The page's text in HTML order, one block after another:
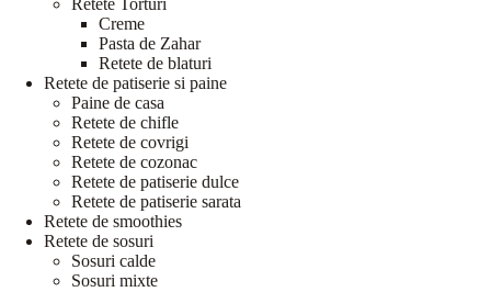
Creme
Pasta de Zahar
Retete de blaturi
Retete de patiserie si paine
Paine de casa
Retete de chifle
Retete de covrigi
Retete de cozonac
Retete de patiserie dulce
Retete de patiserie sarata
Retete de smoothies
Retete de sosuri
Sosuri calde
Sosuri mixte